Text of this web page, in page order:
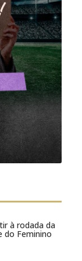
à rodada da
do Feminino